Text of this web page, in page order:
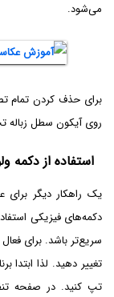
می‌شود.
برای حذف کردن تمام
روی آیکون سطل زباله
استفاده از دکمه
یک راهکار دیگر
دکمه‌های فیزیکی
سریع‌تر باشد. برای